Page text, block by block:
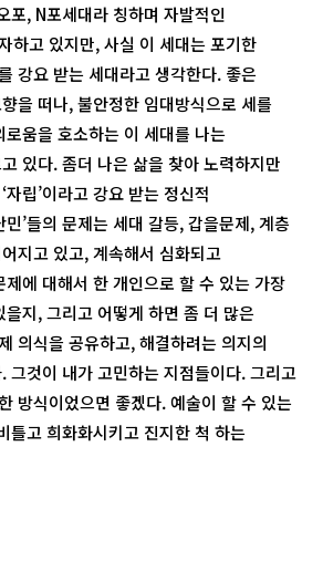
포, N포세대라 칭하며 자발적인
하고 있지만, 사실 이 세대는 포기한
강요 받는 세대라고 생각한다. 좋은
을 떠나, 불안정한 임대방식으로 세를
움을 호소하는 이 세대를 나는
고 있다. 좀더 나은 삶을 찾아 노력하지만
립’이라고 강요 받는 정신적
민’들의 문제는 세대 갈등, 갑을문제, 계층
지고 있고, 계속해서 심화되고
에 대해서 한 개인으로 할 수 있는 가장
지, 그리고 어떻게 하면 좀 더 많은
의식을 공유하고, 해결하려는 의지의
그것이 내가 고민하는 지점들이다. 그리고
방식이었으면 좋겠다. 예술이 할 수 있는
틀고 희화화시키고 진지한 척 하는